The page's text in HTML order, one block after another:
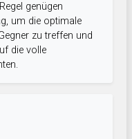
genügen
um die optimale
zu treffen und
die volle